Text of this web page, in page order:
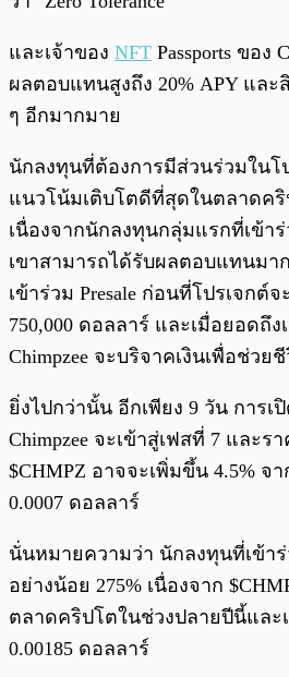
และเจ้าของ NFT Passports ของ
ผลตอบแทนสูงถึง 20% APY แล
ๆ อีกมากมาย
นักลงทุนที่ต้องการมีส่วนร่วมในโ
แนวโน้มเติบโตดีที่สุดในตลาดค
เนื่องจากนักลงทุนกลุ่มแรกที่เข้า
เขาสามารถได้รับผลตอบแทนมา
เข้าร่วม Presale ก่อนที่โปรเจกต์
750,000 ดอลลาร์ และเมื่อยอดถึ
Chimpzee จะบริจาคเงินเพื่อช่วย
ยิ่งไปกว่านั้น อีกเพียง 9 วัน การเปิ
Chimpzee จะเข้าสู่เฟสที่ 7 และร
$CHMPZ อาจจะเพิ่มขึ้น 4.5% จ
0.0007 ดอลลาร์
นั่นหมายความว่า นักลงทุนที่เข้า
อย่างน้อย 275% เนื่องจาก
ตลาดคริปโตในช่วงปลายปีนี้และ
0.00185 ดอลลาร์